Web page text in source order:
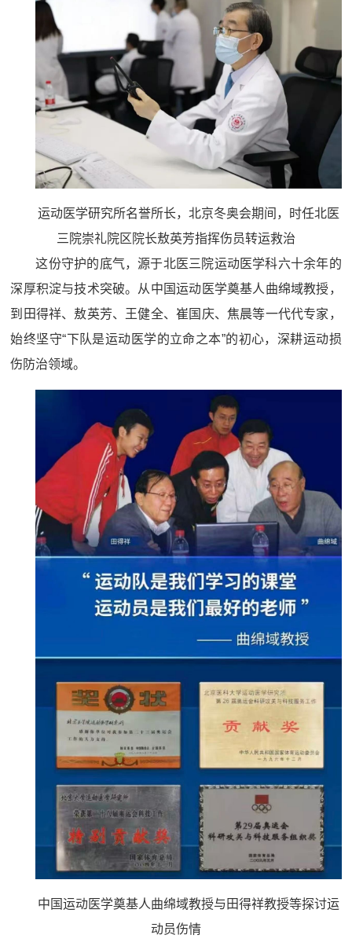
运动医学研究所名誉所长，北京冬奥会期间，时任北医
三院崇礼院区院长敖英芳指挥伤员转运救治
这份守护的底气，源于北医三院运动医学科六十余年的
深厚积淀与技术突破。从中国运动医学奠基人曲绵域教授，
到田得祥、敖英芳、王健全、崔国庆、焦晨等一代代专家，
始终坚守“下队是运动医学的立命之本”的初心，深耕运动损
伤防治领域。
中国运动医学奠基人曲绵域教授与田得祥教授等探讨运
动员伤情